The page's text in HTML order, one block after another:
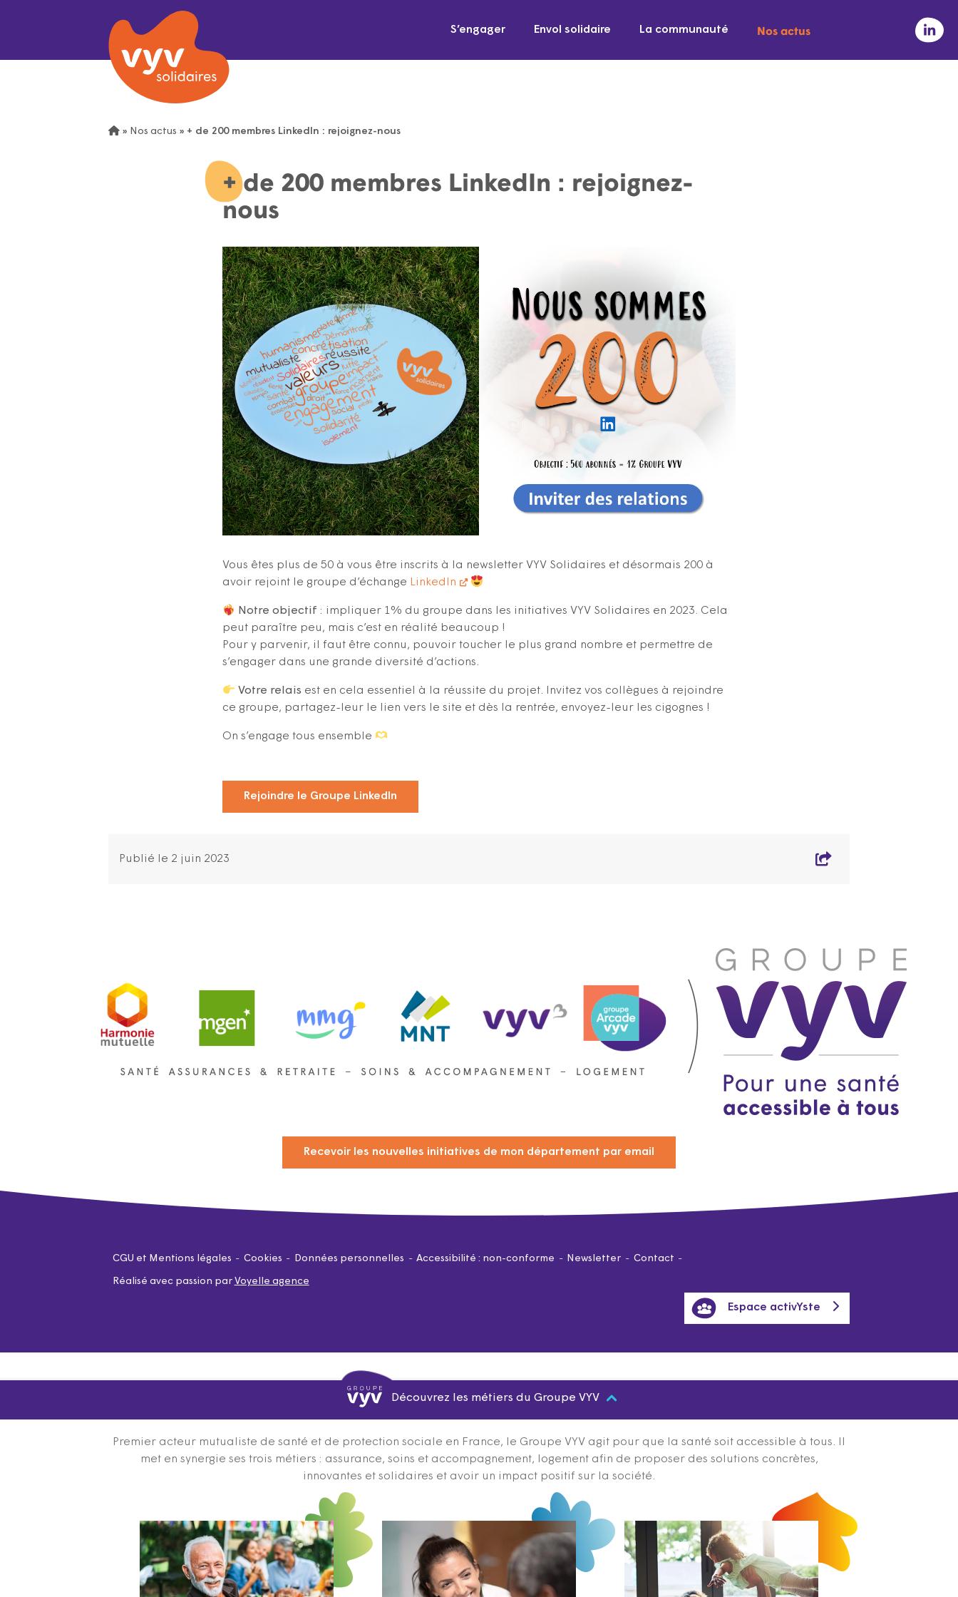
S’engager Envol solidaire La communauté Nos actus
» Nos actus » + de 200 membres LinkedIn : rejoignez-nous
+ de 200 membres LinkedIn : rejoignez-
nous
Vous êtes plus de 50 à vous être inscrits à la newsletter VYV Solidaires et désormais 200 à
avoir rejoint le groupe d’échange LinkedIn
Notre objectif : impliquer 1% du groupe dans les initiatives VYV Solidaires en 2023. Cela
peut paraître peu, mais c’est en réalité beaucoup !
Pour y parvenir, il faut être connu, pouvoir toucher le plus grand nombre et permettre de
s’engager dans une grande diversité d’actions.
Votre relais est en cela essentiel à la réussite du projet. Invitez vos collègues à rejoindre
ce groupe, partagez-leur le lien vers le site et dès la rentrée, envoyez-leur les cigognes !
On s’engage tous ensemble
Rejoindre le Groupe LinkedIn
Publié le 2 juin 2023
Recevoir les nouvelles initiatives de mon département par email
CGU et Mentions légales Cookies Données personnelles Accessibilité : non-conforme Newsletter Contact
Réalisé avec passion par Voyelle agence
Espace activYste
Découvrez les métiers du Groupe VYV
Premier acteur mutualiste de santé et de protection sociale en France, le Groupe VYV agit pour que la santé soit accessible à tous. Il
met en synergie ses trois métiers : assurance, soins et accompagnement, logement afin de proposer des solutions concrètes,
innovantes et solidaires et avoir un impact positif sur la société.